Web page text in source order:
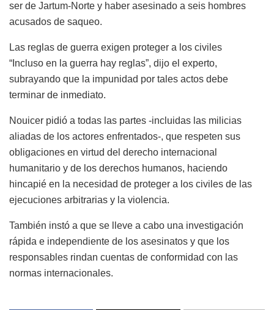
ser de Jartum-Norte y haber asesinado a seis hombres
acusados ​​de saqueo.
Las reglas de guerra exigen proteger a los civiles
“Incluso en la guerra hay reglas”, dijo el experto,
subrayando que la impunidad por tales actos debe
terminar de inmediato.
Nouicer pidió a todas las partes -incluidas las milicias
aliadas de los actores enfrentados-, que respeten sus
obligaciones en virtud del derecho internacional
humanitario y de los derechos humanos, haciendo
hincapié en la necesidad de proteger a los civiles de las
ejecuciones arbitrarias y la violencia.
También instó a que se lleve a cabo una investigación
rápida e independiente de los asesinatos y que los
responsables rindan cuentas de conformidad con las
normas internacionales.